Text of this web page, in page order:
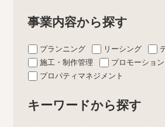
事業内容から探す
プランニング リーシング
施工・制作管理
プロモーション
プロパティマネジメント
キーワードから探す